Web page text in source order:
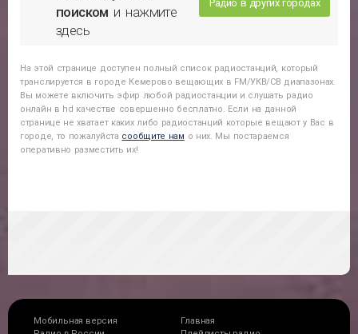
поиском и нажмите
здесь
Радио в других городах
На этой странице доступен полный список радиостанций, который
транслируется в городе Кемерово вещающих в FM/УКВ/СВ диапазонах.
Вы можете включить эфир любой радиостанции и слушать радио
онлайн в hd качестве совершенно бесплатно. Если на данной
странице не хватает каких либо радиостанций которые вещают у Вас в
городе, то пожалуйста сообщите нам о них. Мы постараемся
оперативно разместить их!
Мобильная версия
Главная